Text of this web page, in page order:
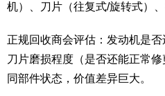
机）、刀片（往复式/旋转式）、
正规回收商会评估：发动机是否
刀片磨损程度（是否还能正常
同部件状态，价值差异巨大。